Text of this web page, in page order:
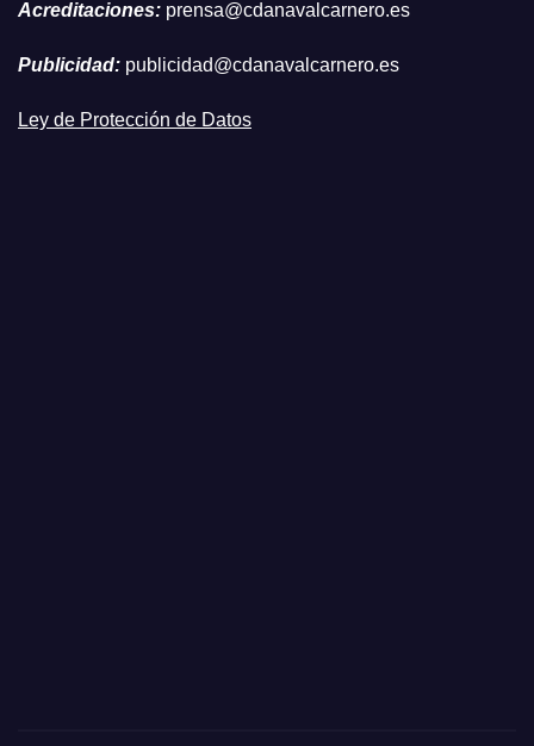
Acreditaciones: prensa@cdanavalcarnero.es
Publicidad: publicidad@cdanavalcarnero.es
Ley de Protección de Datos